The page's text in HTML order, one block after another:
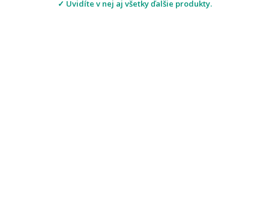
✓ Uvidíte v nej aj všetky ďalšie produkty.